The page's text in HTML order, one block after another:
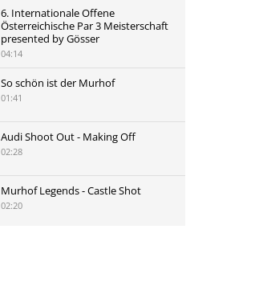
6. Internationale Offene
Österreichische Par 3 Meisterschaft
presented by Gösser
04:14
So schön ist der Murhof
01:41
Audi Shoot Out - Making Off
02:28
Murhof Legends - Castle Shot
02:20